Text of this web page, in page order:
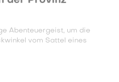
Abenteuergeist, um die
vom Sattel eines